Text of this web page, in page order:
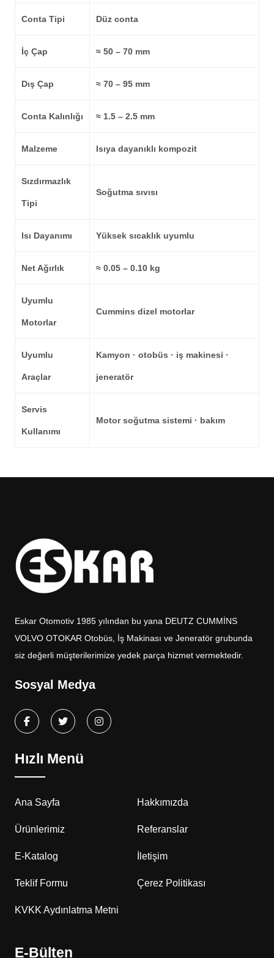
Conta Tipi Düz conta
İç Çap ≈ 50 – 70 mm
Dış Çap ≈ 70 – 95 mm
Conta Kalınlığı ≈ 1.5 – 2.5 mm
Malzeme Isıya dayanıklı kompozit
Sızdırmazlık
Tipi
Soğutma sıvısı
Isı Dayanımı Yüksek sıcaklık uyumlu
Net Ağırlık ≈ 0.05 – 0.10 kg
Uyumlu
Motorlar
Cummins dizel motorlar
Uyumlu
Araçlar
Kamyon · otobüs · iş makinesi ·
jeneratör
Servis
Kullanımı
Motor soğutma sistemi · bakım
Eskar Otomotiv 1985 yılından bu yana DEUTZ CUMMİNS
VOLVO OTOKAR Otobüs, İş Makinası ve Jeneratör grubunda
siz değerli müşterilerimize yedek parça hizmet vermektedir.
Sosyal Medya
Hızlı Menü
Ana Sayfa Hakkımızda
Ürünlerimiz Referanslar
E-Katalog İletişim
Teklif Formu Çerez Politikası
KVKK Aydınlatma Metni
E-Bülten